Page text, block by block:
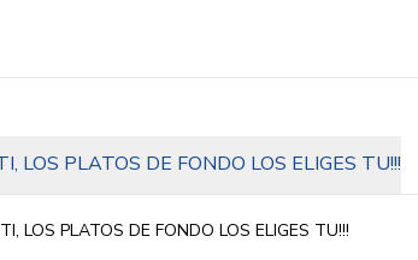
LOS PLATOS DE FONDO LOS ELIGES TU!!!
LOS PLATOS DE FONDO LOS ELIGES TU!!!